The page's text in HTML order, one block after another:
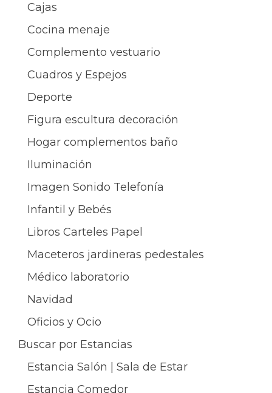
Cajas
Cocina menaje
Complemento vestuario
Cuadros y Espejos
Deporte
Figura escultura decoración
Hogar complementos baño
Iluminación
Imagen Sonido Telefonía
Infantil y Bebés
Libros Carteles Papel
Maceteros jardineras pedestales
Médico laboratorio
Navidad
Oficios y Ocio
Buscar por Estancias
Estancia Salón | Sala de Estar
Estancia Comedor